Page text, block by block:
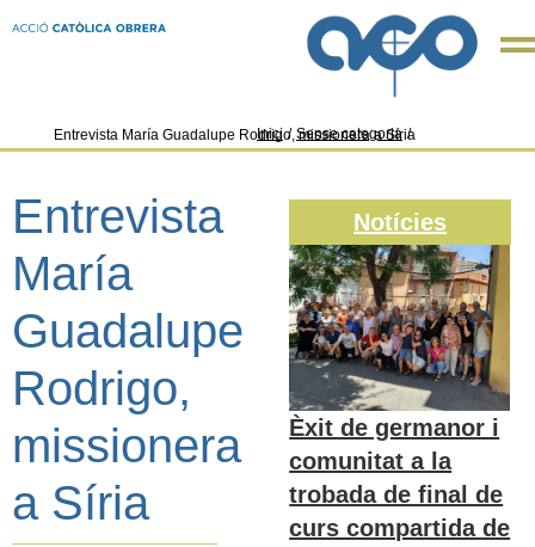
Inici / Sense categoria /
Entrevista María Guadalupe Rodrigo, missionera a Síria
Entrevista
María
Guadalupe
Rodrigo,
missionera
a Síria
Notícies
Èxit de germanor i
comunitat a la
trobada de final de
curs compartida de